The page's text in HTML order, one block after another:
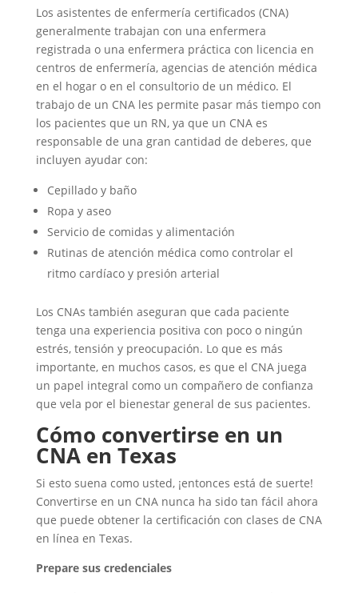
Los asistentes de enfermería certificados (CNA)
generalmente trabajan con una enfermera
registrada o una enfermera práctica con licencia en
centros de enfermería, agencias de atención médica
en el hogar o en el consultorio de un médico. El
trabajo de un CNA les permite pasar más tiempo con
los pacientes que un RN, ya que un CNA es
responsable de una gran cantidad de deberes, que
incluyen ayudar con:
Cepillado y baño
Ropa y aseo
Servicio de comidas y alimentación
Rutinas de atención médica como controlar el
ritmo cardíaco y presión arterial
Los CNAs también aseguran que cada paciente
tenga una experiencia positiva con poco o ningún
estrés, tensión y preocupación. Lo que es más
importante, en muchos casos, es que el CNA juega
un papel integral como un compañero de confianza
que vela por el bienestar general de sus pacientes.
Cómo convertirse en un
CNA en Texas
Si esto suena como usted, ¡entonces está de suerte!
Convertirse en un CNA nunca ha sido tan fácil ahora
que puede obtener la certificación con clases de CNA
en línea en Texas.
Prepare sus credenciales